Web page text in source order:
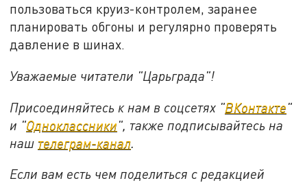
пользоваться круиз-контролем, заранее
планировать обгоны и регулярно проверять
давление в шинах.
Уважаемые читатели "Царьграда"!
Присоединяйтесь к нам в соцсетях "ВКонтакте"
и "Одноклассники", также подписывайтесь на
наш телеграм-канал
Если вам есть чем поделиться с редакцией